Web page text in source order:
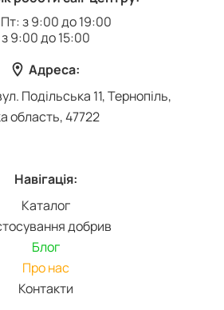
з 9:00 до 19:00
9:00 до 15:00
Адреса:
Подільська 11, Тернопіль,
область, 47722
Навігація:
Каталог
добрив
Блог
Про нас
Контакти